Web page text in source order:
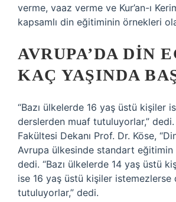
verme, vaaz verme ve Kur’an-ı
kapsamlı din eğitiminin örnekleri
AVRUPA’DA DIN
KAÇ YAŞINDA
“Bazı ülkelerde 16 yaş üstü kişiler
derslerden muaf tutuluyorlar,”
Fakültesi Dekanı Prof. Dr. Köse,
Avrupa ülkesinde standart eğitimin
dedi. “Bazı ülkelerde 14 yaş üstü
ise 16 yaş üstü kişiler istemezlerse
tutuluyorlar,” dedi.